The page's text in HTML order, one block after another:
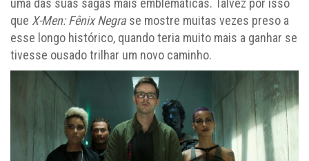
uma das suas sagas mais emblemáticas. Talvez por isso
que X-Men: Fênix Negrase mostre muitas vezes preso a
esse longo histórico, quando teria muito mais a ganhar se
tivesse ousado trilhar um novo caminho.